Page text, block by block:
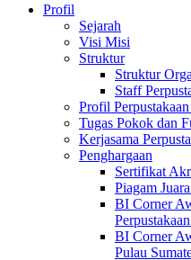
Profil
Sejarah
Visi Misi
Struktur
Struktur
Staff
Profil
Tugas Pokok dan
Kerjasama
Penghargaan
Sertifikat
Piagam
BI Corner
BI Corner
Pulau